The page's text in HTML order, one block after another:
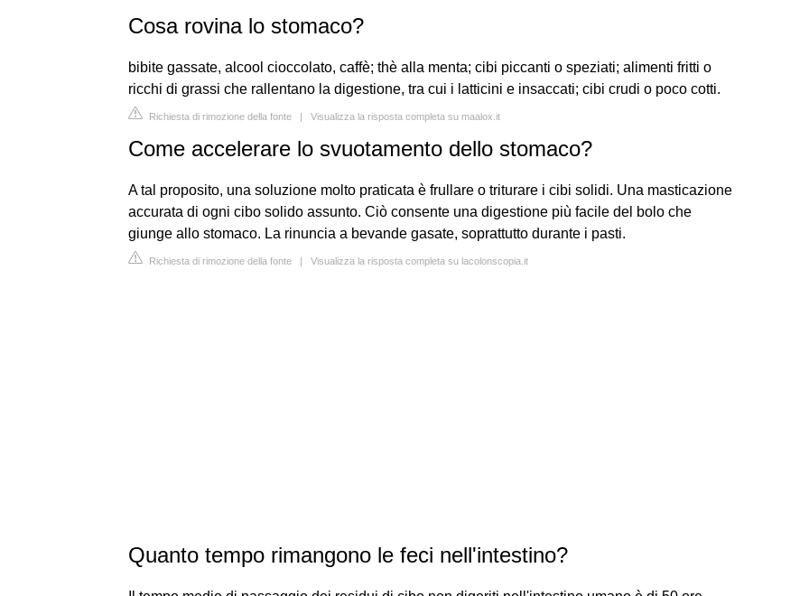
Cosa rovina lo stomaco?
bibite gassate, alcool cioccolato, caffè; thè alla menta; cibi piccanti o speziati; alimenti fritti o
ricchi di grassi che rallentano la digestione, tra cui i latticini e insaccati; cibi crudi o poco cotti.
Richiesta di rimozione della fonte | Visualizza la risposta completa su maalox.it
Come accelerare lo svuotamento dello stomaco?
A tal proposito, una soluzione molto praticata è frullare o triturare i cibi solidi. Una masticazione
accurata di ogni cibo solido assunto. Ciò consente una digestione più facile del bolo che
giunge allo stomaco. La rinuncia a bevande gasate, soprattutto durante i pasti.
Richiesta di rimozione della fonte | Visualizza la risposta completa su lacolonscopia.it
Quanto tempo rimangono le feci nell'intestino?